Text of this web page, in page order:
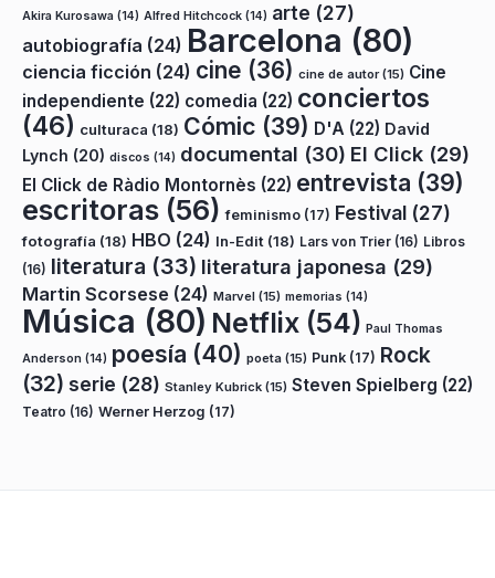
Akira Kurosawa (14) Alfred Hitchcock (14) arte (27)
autobiografía (24) Barcelona (80)
ciencia ficción (24) cine (36) cine de autor(15) Cine
independiente (22) comedia (22) conciertos
(46) culturaca (18) Cómic (39) D'A (22) David
Lynch (20) discos (14) documental (30) El Click (29)
El Click de Ràdio Montornès (22) entrevista (39)
escritoras (56) feminismo (17) Festival (27)
fotografía (18) HBO (24) In-Edit (18) Lars von Trier (16) Libros
(16) literatura (33) literatura japonesa (29)
Martin Scorsese (24) Marvel (15) memorias (14)
Música (80) Netflix (54) Paul Thomas
Anderson (14) poesía (40) poeta (15) Punk (17) Rock
(32) serie (28) Stanley Kubrick (15) Steven Spielberg (22)
Teatro (16) Werner Herzog (17)